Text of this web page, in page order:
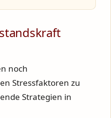
noch
Stressfaktoren zu
Strategien in